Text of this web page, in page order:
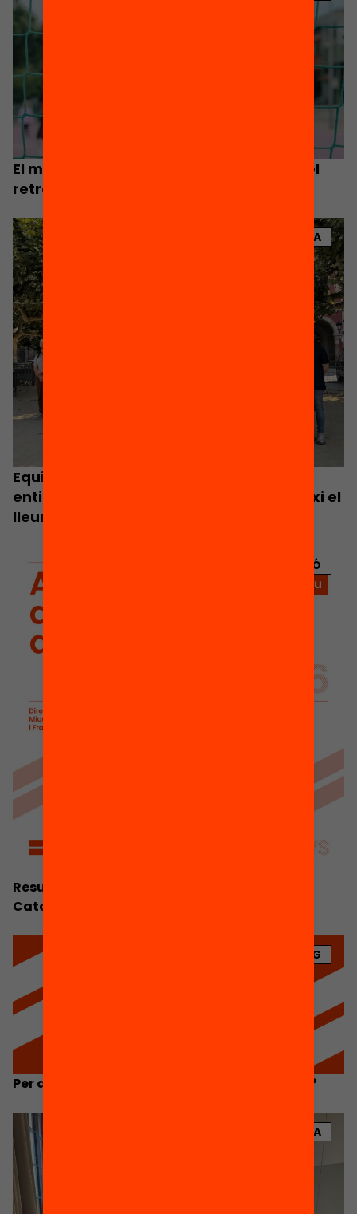
El model de concerts actual agreujarà el
retrocés de l’escola pública
NOTÍCIA
Equitat.org s’afegeix al clam de 5.000
entitats perquè la Generalitat garanteixi el
lleure d’estiu
PUBLICACIÓ
Resum Executiu. Anuari de l’Educació a
Catalunya 2026
BLOG
Per què l’educació no recupera els resultats?
NOTÍCIA